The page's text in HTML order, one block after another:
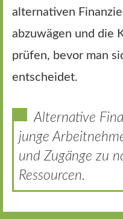
alternativen
abzuwägen und die
prüfen, bevor man
entscheidet.
Alternative
junge
und Zugänge zu
Ressourcen.